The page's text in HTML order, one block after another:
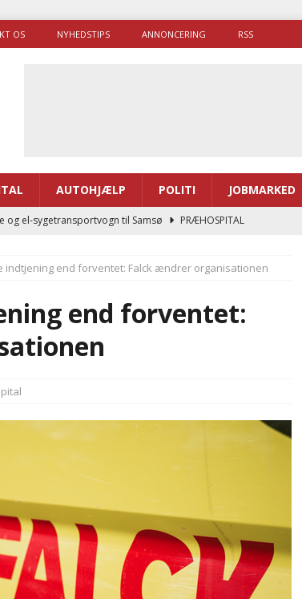
OS NYHEDSTIPS ANNONCERING RSS
AUTOHJÆLP POLITI JOBMARKED
og el-sygetransportvogn til Samsø
PRÆHOSPITAL
skal ruste betjentene til mere kompleks
driver flere brandstationer, mens Falcks andel fortsætter
indtjening end forventet: Falck ændrer organisationen
end forventet: